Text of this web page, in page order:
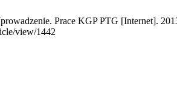
Prace KGP PTG [Internet].
view/1442